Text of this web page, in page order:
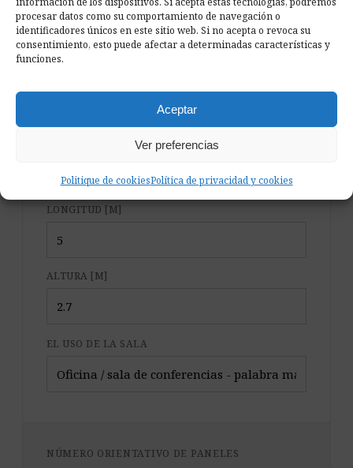
procesar datos como su comportamiento de navegación o
identificadores únicos en este sitio web. Si no acepta o revoca su
consentimiento, esto puede afectar a determinadas características y
funciones.
Aceptar
Ver preferencias
Politique de cookiesPolítica de privacidad y cookies
¿Cuántos paneles blancos
necesitas?
Indica las medidas y el uso de la sala para obtener
LONGITUD [M]
ALTURA [M]
EL USO DE LA SALA
NÚMERO ORIENTATIVO DE PANELES